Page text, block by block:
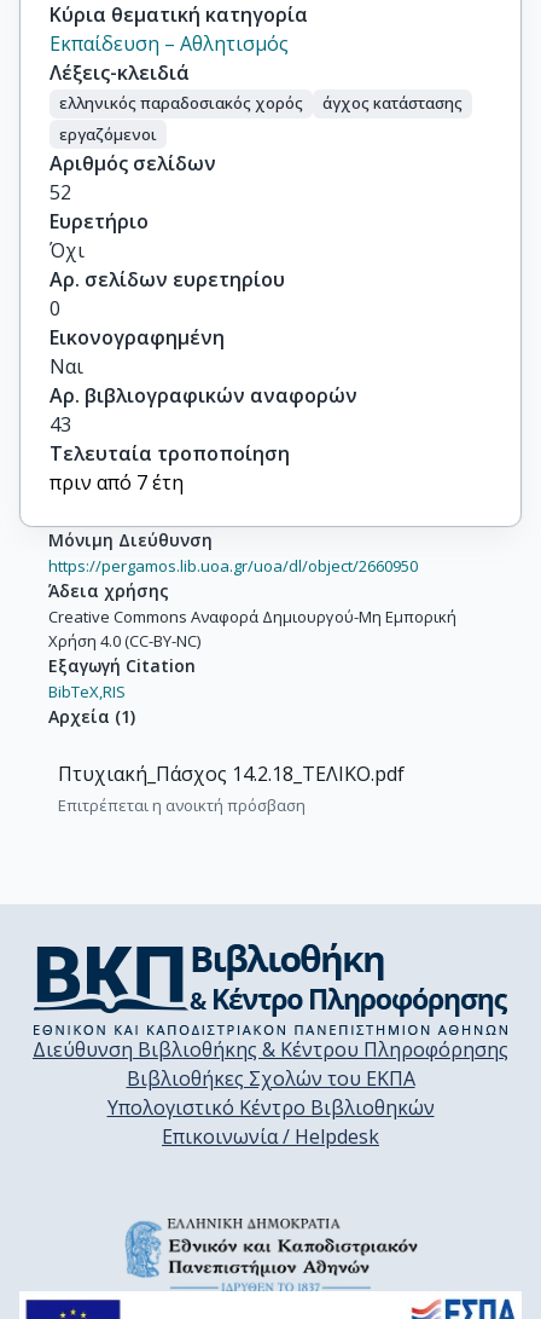
Κύρια θεματική κατηγορία
Εκπαίδευση – Αθλητισμός
Λέξεις-κλειδιά
ελληνικός παραδοσιακός χορός
άγχος κατάστασης
εργαζόμενοι
Αριθμός σελίδων
52
Ευρετήριο
Όχι
Αρ. σελίδων ευρετηρίου
0
Εικονογραφημένη
Ναι
Αρ. βιβλιογραφικών αναφορών
43
Τελευταία τροποποίηση
πριν από 7 έτη
Μόνιμη Διεύθυνση
https://pergamos.lib.uoa.gr/uoa/dl/object/2660950
Άδεια χρήσης
Creative Commons Αναφορά Δημιουργού-Μη Εμπορική
Χρήση 4.0 (CC-BY-NC)
Εξαγωγή Citation
BibTeX,RIS
Αρχεία (1)
Πτυχιακή_Πάσχος 14.2.18_ΤΕΛΙΚΟ.pdf
Επιτρέπεται η ανοικτή πρόσβαση
Διεύθυνση Βιβλιοθήκης & Κέντρου Πληροφόρησης
Βιβλιοθήκες Σχολών του ΕΚΠΑ
Υπολογιστικό Κέντρο Βιβλιοθηκών
Επικοινωνία / Helpdesk